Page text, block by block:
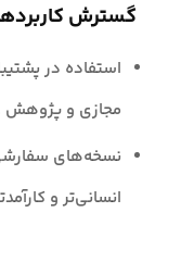
گسترش
استفاده در
مجازی و پژوهش
نسخه‌های
انسانی‌تر و